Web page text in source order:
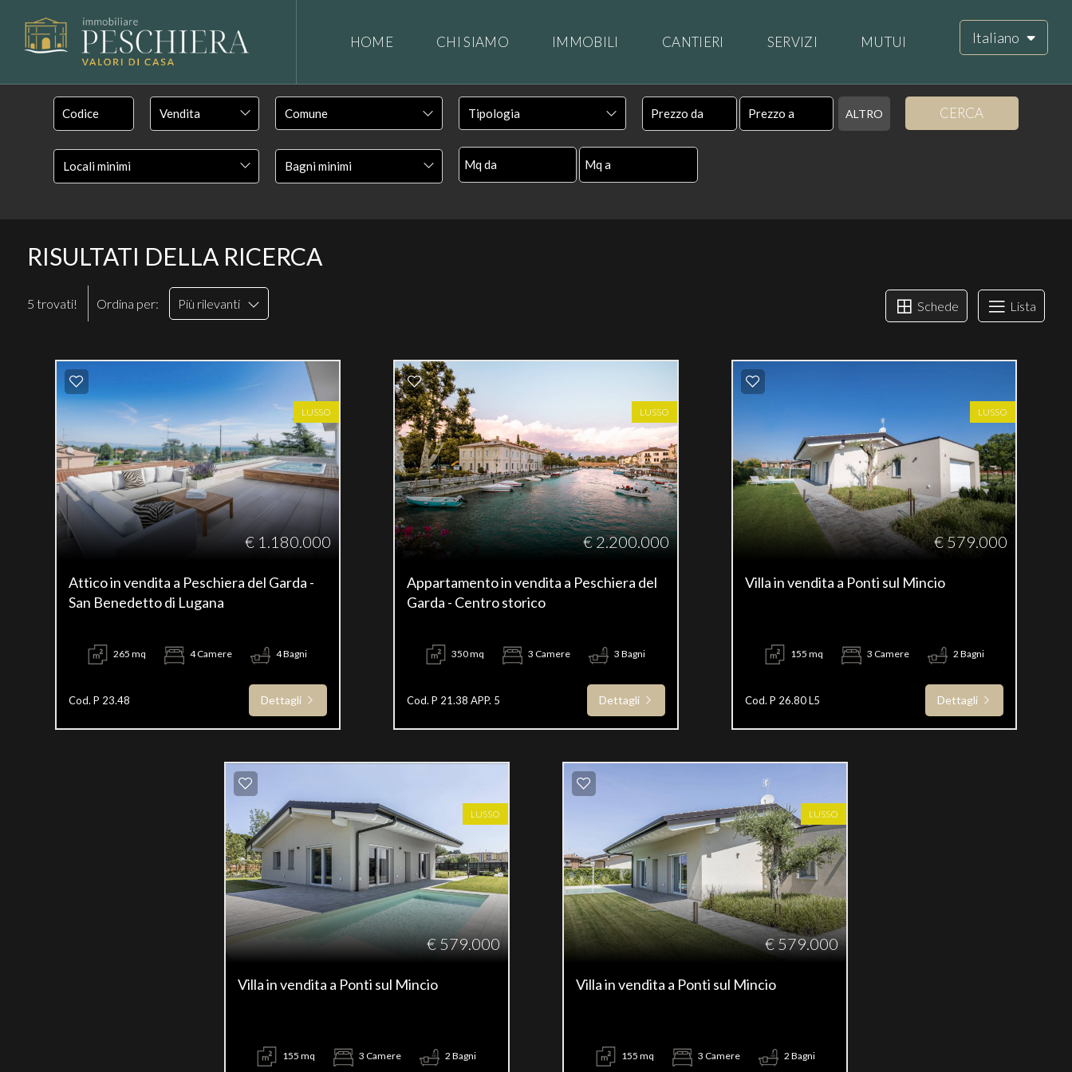
Italiano
HOME CHI SIAMO IMMOBILI CANTIERI SERVIZI MUTUI
CONTATTI
Vendita ALTRO CERCA
Locali minimi Bagni minimi
RISULTATI DELLA RICERCA
5 trovati! Ordina per: Più rilevanti Schede Lista
LUSSO
€ 1.180.000
Attico in vendita a Peschiera del Garda -
San Benedetto di Lugana
265 mq 4 Camere 4 Bagni
Cod. P 23.48 Dettagli
LUSSO
€ 2.200.000
Appartamento in vendita a Peschiera del
Garda - Centro storico
350 mq 3 Camere 3 Bagni
Cod. P 21.38 APP. 5 Dettagli
LUSSO
€ 579.000
Villa in vendita a Ponti sul Mincio
155 mq 3 Camere 2 Bagni
Cod. P 26.80 L5 Dettagli
LUSSO
€ 579.000
Villa in vendita a Ponti sul Mincio
155 mq 3 Camere 2 Bagni
LUSSO
€ 579.000
Villa in vendita a Ponti sul Mincio
155 mq 3 Camere 2 Bagni